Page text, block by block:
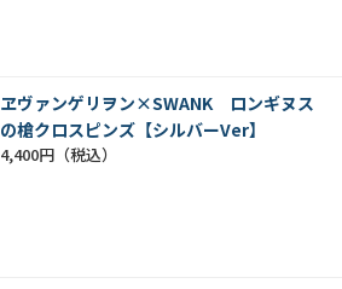
ヱヴァンゲリヲン×SWANK ロンギヌス
の槍クロスピンズ【シルバーVer】
4,400円